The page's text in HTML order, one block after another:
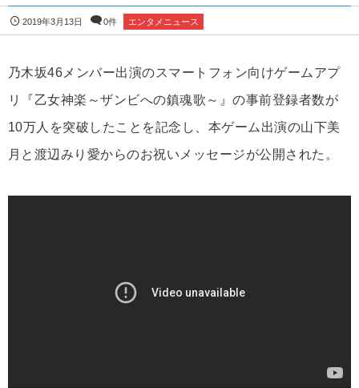
2019年3月13日 0件 エンタメニュース
乃木坂46メンバー出演のスマートフォン向けゲームアプ
リ『乙女神楽～ザンビへの鎮魂歌～』の事前登録者数が
10万人を突破したことを記念し、本ゲーム出演の山下美
月と渡辺みり愛からのお祝いメッセージが公開された。